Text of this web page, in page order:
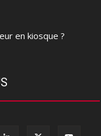
en kiosque ?